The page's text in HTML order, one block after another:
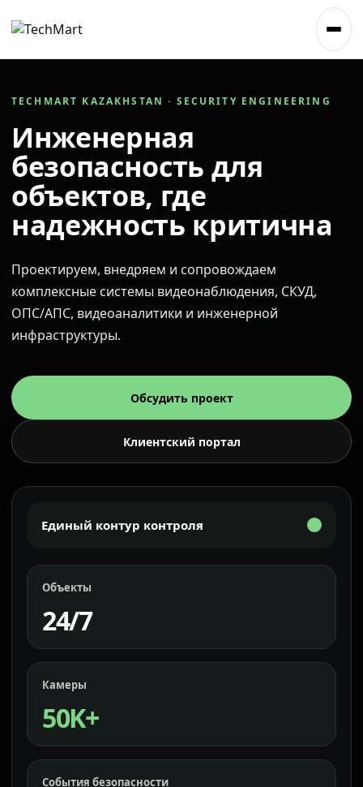
TECHMART KAZAKHSTAN · SECURITY ENGINEERING
Инженерная
безопасность для
объектов, где
надежность критична
Проектируем, внедряем и сопровождаем
комплексные системы видеонаблюдения, СКУД,
ОПС/АПС, видеоаналитики и инженерной
инфраструктуры.
Обсудить проект
Клиентский портал
Единый контур контроля
Объекты
24/7
Камеры
50K+
События безопасности